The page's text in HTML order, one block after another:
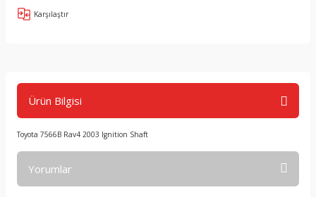
Karşılaştır
Ürün Bilgisi
Toyota 7566B Rav4 2003 Ignition Shaft
Yorumlar